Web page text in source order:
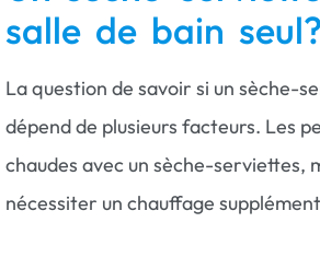
salle de bain seul?
La question de savoir si un sèche-
dépend de plusieurs facteurs. Les
chaudes avec un sèche-serviettes,
nécessiter un chauffage